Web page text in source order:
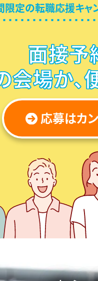
限定の転職応援キャ
面接予
会場か、
応募はカ